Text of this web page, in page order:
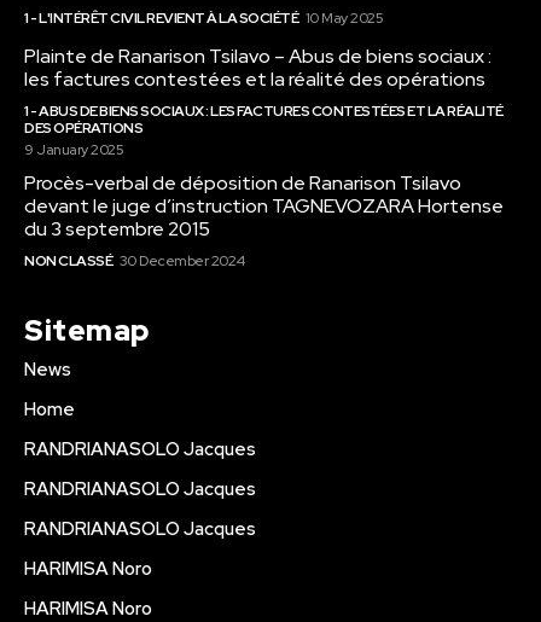
1 - L'INTÉRÊT CIVIL REVIENT À LA SOCIÉTÉ 10 May 2025
Plainte de Ranarison Tsilavo – Abus de biens sociaux :
les factures contestées et la réalité des opérations
1 - ABUS DE BIENS SOCIAUX : LES FACTURES CONTESTÉES ET LA RÉALITÉ
DES OPÉRATIONS
9 January 2025
Procès-verbal de déposition de Ranarison Tsilavo
devant le juge d’instruction TAGNEVOZARA Hortense
du 3 septembre 2015
NON CLASSÉ 30 December 2024
Sitemap
News
Home
RANDRIANASOLO Jacques
RANDRIANASOLO Jacques
RANDRIANASOLO Jacques
HARIMISA Noro
HARIMISA Noro